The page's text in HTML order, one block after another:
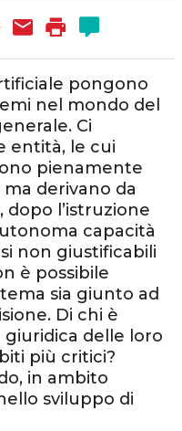
pongono
nel mondo del
Ci
entità, le cui
pienamente
ma derivano da
dopo l’istruzione
capacità
non giustificabili
è possibile
sia giunto ad
Di chi è
delle loro
più critici?
in ambito
sviluppo di